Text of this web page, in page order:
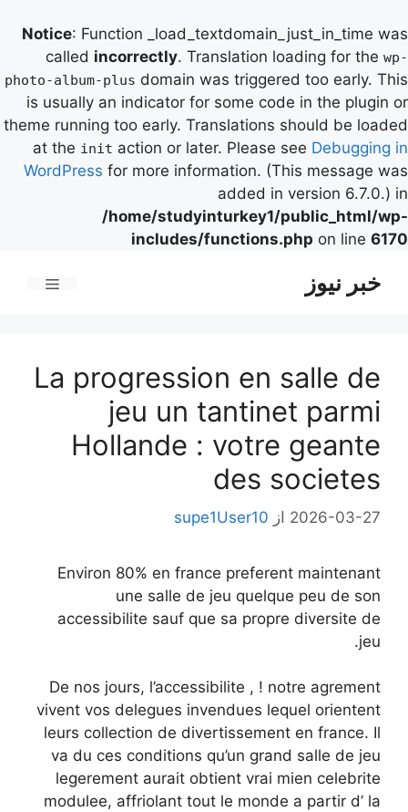
Notice: Function _load_textdomain_just_in_time was
called incorrectly. Translation loading for the wp-
photo-album-plus domain was triggered too early. This
is usually an indicator for some code in the plugin or
theme running too early. Translations should be loaded
at the init action or later. Please see Debugging in
WordPress for more information. (This message was
added in version 6.7.0.) in
/home/studyinturkey1/public_html/wp-
includes/functions.php on line 6170
خبر نیوز
La progression en salle de
jeu un tantinet parmi
Hollande : votre geante
des societes
2026-03-27 از supe1User10
Environ 80% en france preferent maintenant
une salle de jeu quelque peu de son
accessibilite sauf que sa propre diversite de
jeu.
De nos jours, l’accessibilite , ! notre agrement
vivent vos delegues invendues lequel orientent
leurs collection de divertissement en france. Il
va du ces conditions qu’un grand salle de jeu
legerement aurait obtient vrai mien celebrite
modulee, affriolant tout le monde a partir d’ la